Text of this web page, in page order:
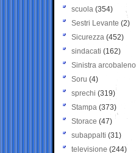
scuola (354)
Sestri Levante (2)
Sicurezza (452)
sindacati (162)
Sinistra arcobaleno
Soru (4)
sprechi (319)
Stampa (373)
Storace (47)
subappalti (31)
televisione(244)